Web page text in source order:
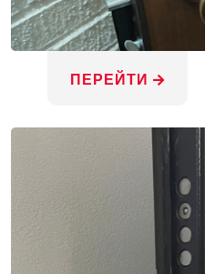
ПЕРЕЙТИ